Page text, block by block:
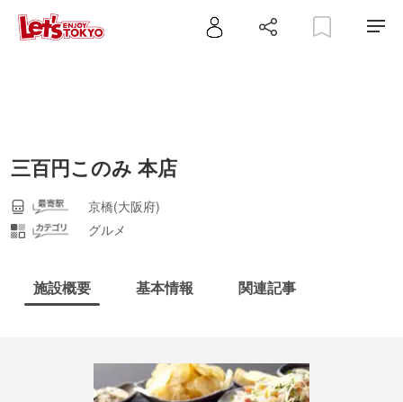
三百円このみ 本店
京橋(大阪府)
グルメ
施設概要 基本情報 関連記事